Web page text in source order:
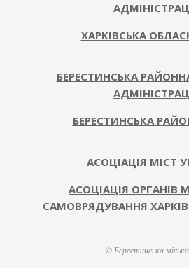
ХАРКІВСЬКА
БЕРЕСТИНСЬКА
БЕРЕСТИНСЬКА
АСОЦІАЦІЯ МІСТ
АСОЦІАЦІЯ ОРГАНІВ
САМОВРЯДУВАННЯ
© Берестинська